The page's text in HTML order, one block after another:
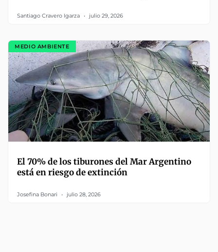
Santiago Cravero Igarza julio 29, 2026
MEDIO AMBIENTE
El 70% de los tiburones del Mar Argentino
está en riesgo de extinción
Josefina Bonari julio 28, 2026